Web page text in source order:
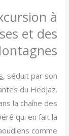
à
et des
?
, séduit par son
du Hedjaz.
la chaîne des
qui en fait la
comme